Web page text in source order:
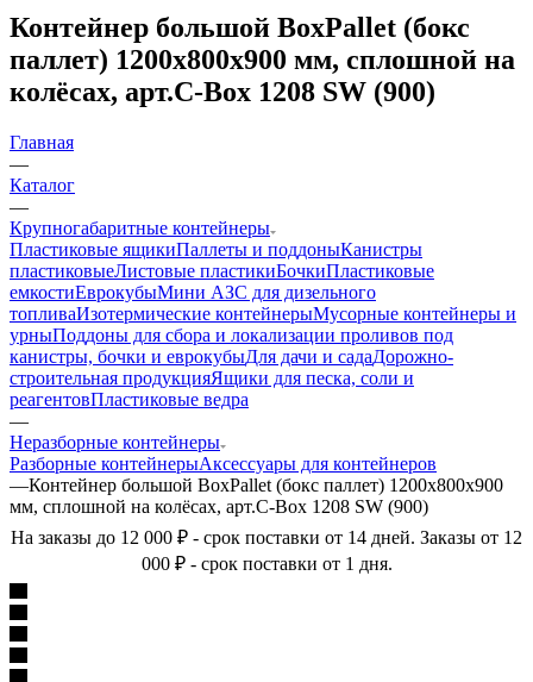
Контейнер большой BoxPallet (бокс
паллет) 1200х800х900 мм, сплошной на
колёсах, арт.C-Box 1208 SW (900)
Главная
—
Каталог
—
Крупногабаритные контейнеры
Пластиковые ящикиПаллеты и поддоныКанистры
пластиковыеЛистовые пластикиБочкиПластиковые
емкостиЕврокубыМини АЗС для дизельного
топливаИзотермические контейнерыМусорные контейнеры и
урныПоддоны для сбора и локализации проливов под
канистры, бочки и еврокубыДля дачи и садаДорожно-
строительная продукцияЯщики для песка, соли и
реагентовПластиковые ведра
—
Неразборные контейнеры
Разборные контейнерыАксессуары для контейнеров
—Контейнер большой BoxPallet (бокс паллет) 1200х800х900
мм, сплошной на колёсах, арт.C-Box 1208 SW (900)
На заказы до 12 000 ₽ - срок поставки от 14 дней. Заказы от 12
000 ₽ - срок поставки от 1 дня.